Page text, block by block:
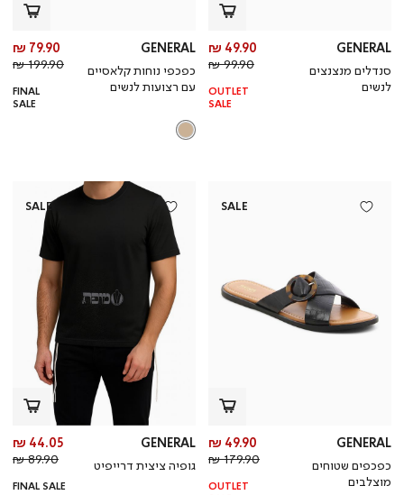
GENERAL
סנדלים מנצנצים
לנשים
מחיר
מוצר
49.90 ₪
מחיר
רגיל
99.90 ₪
OUTLET
SALE
GENERAL
כפכפי נוחות קלאסיים
עם רצועות לנשים
79.90 ₪
199.90 ₪
FINAL
SALE
SALE
GENERAL
כפכפים שטוחים
מוצלבים
מחיר
מוצר
49.90 ₪
מחיר
רגיל
179.90 ₪
OUTLET
SALE
GENERAL
גופיה ציצית דרייפיט
44.05 ₪
89.90 ₪
FINAL SALE